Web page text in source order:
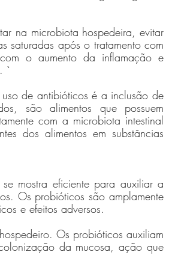
na microbiota hospedeira, evitar
saturadas após o tratamento com
o aumento da inflamação e
`
de antibióticos é a inclusão de
são alimentos que possuem
com a microbiota intestinal
dos alimentos em substâncias
mostra eficiente para auxiliar a
Os probióticos são amplamente
e efeitos adversos.
Os probióticos auxiliam
da mucosa, ação que